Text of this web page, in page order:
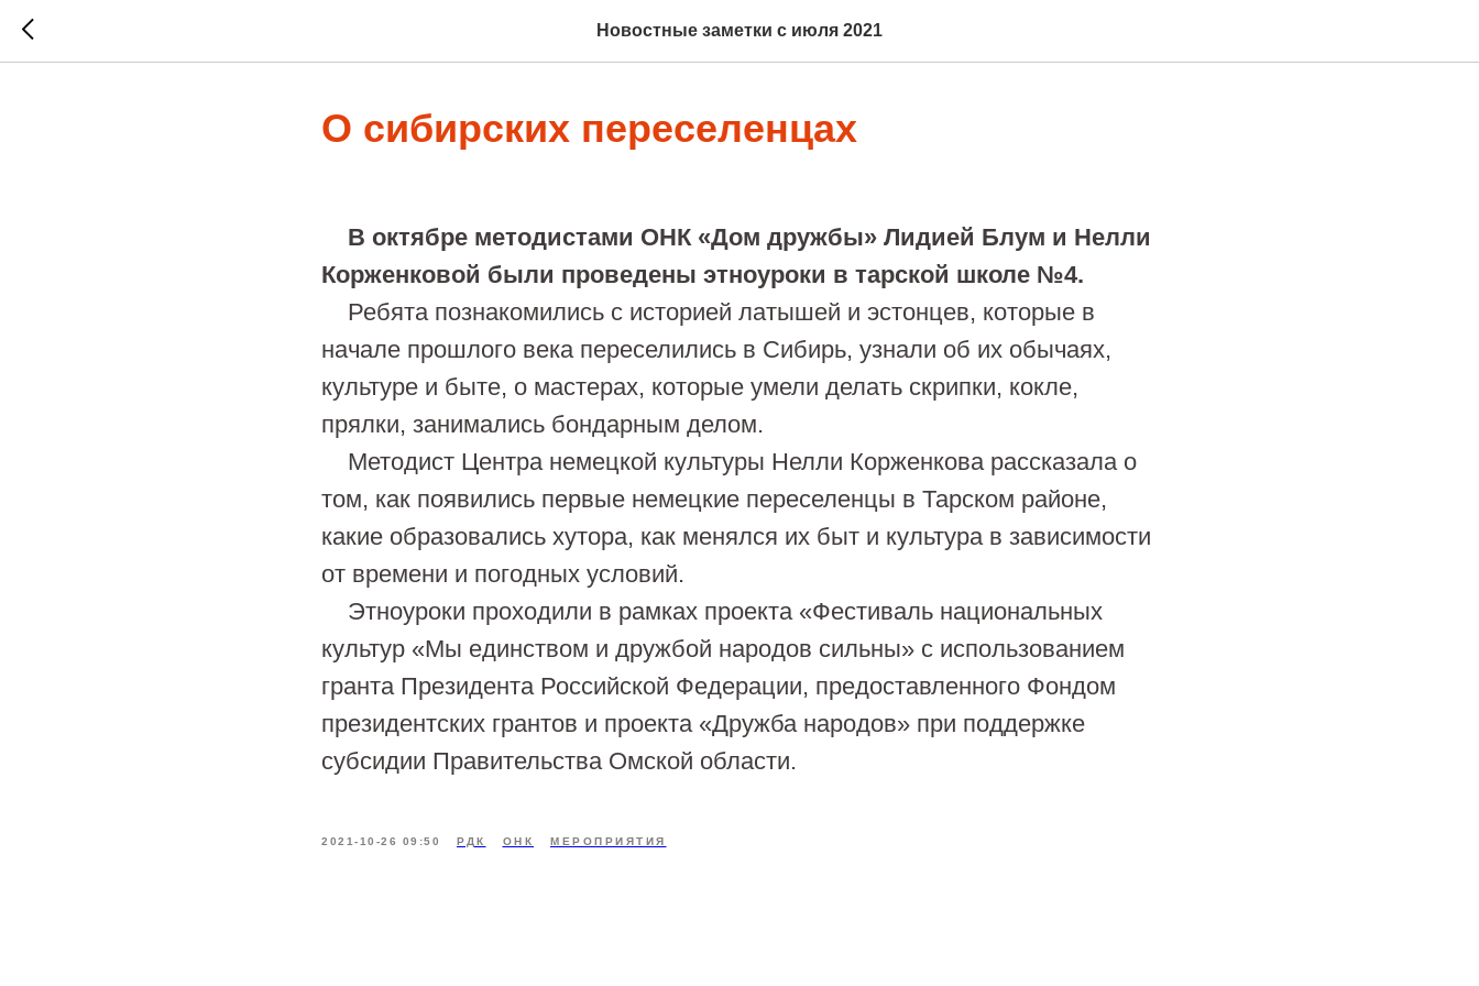
Новостные заметки с июля 2021
О сибирских переселенцах
В октябре методистами ОНК «Дом дружбы» Лидией Блум и Нелли
Корженковой были проведены этноуроки в тарской школе №4.
Ребята познакомились с историей латышей и эстонцев, которые в
начале прошлого века переселились в Сибирь, узнали об их обычаях,
культуре и быте, о мастерах, которые умели делать скрипки, кокле,
прялки, занимались бондарным делом.
Методист Центра немецкой культуры Нелли Корженкова рассказала о
том, как появились первые немецкие переселенцы в Тарском районе,
какие образовались хутора, как менялся их быт и культура в зависимости
от времени и погодных условий.
Этноуроки проходили в рамках проекта «Фестиваль национальных
культур «Мы единством и дружбой народов сильны» с использованием
гранта Президента Российской Федерации, предоставленного Фондом
президентских грантов и проекта «Дружба народов» при поддержке
субсидии Правительства Омской области.
2021-10-26 09:50 РДК ОНК МЕРОПРИЯТИЯ